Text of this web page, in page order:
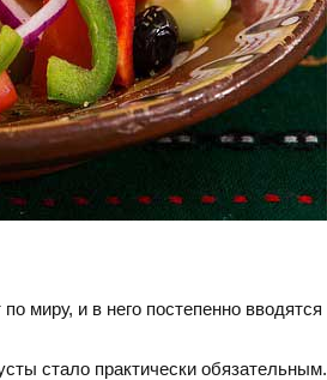
миру, и в него постепенно вводятся
стало практически обязательным.